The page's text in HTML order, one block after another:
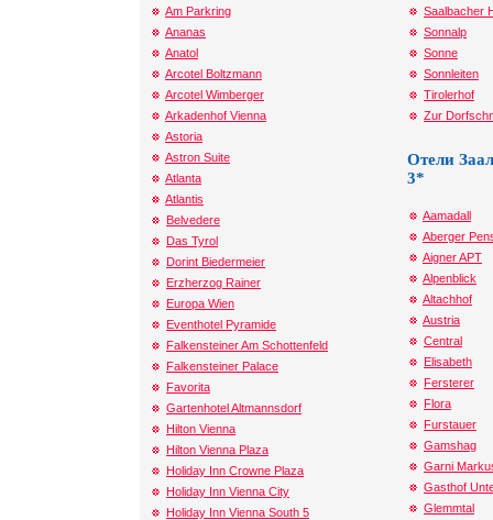
Am Parkring
Ananas
Anatol
Arcotel Boltzmann
Arcotel Wimberger
Arkadenhof Vienna
Astoria
Astron Suite
Atlanta
Atlantis
Belvedere
Das Tyrol
Dorint Biedermeier
Erzherzog Rainer
Europa Wien
Eventhotel Pyramide
Falkensteiner Am Schottenfeld
Falkensteiner Palace
Favorita
Gartenhotel Altmannsdorf
Hilton Vienna
Hilton Vienna Plaza
Holiday Inn Crowne Plaza
Holiday Inn Vienna City
Holiday Inn Vienna South 5
Saalbacher
Sonnalp
Sonne
Sonnleiten
Tirolerhof
Zur
Отели
3*
Aamadall
Aberger
Aigner APT
Alpenblick
Altachhof
Austria
Central
Elisabeth
Fersterer
Flora
Furstauer
Gamshag
Garni
Gasthof
Glemmtal